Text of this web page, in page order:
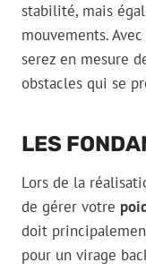
stabilité, mais
mouvements.
serez en mesure
obstacles qui se
LES
Lors de la
de gérer votre
doit
pour un virage